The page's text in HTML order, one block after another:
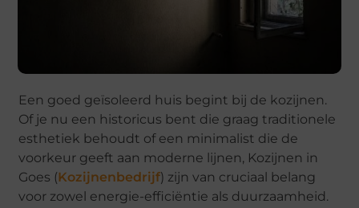
Een goed geïsoleerd huis begint bij de kozijnen.
Of je nu een historicus bent die graag traditionele
esthetiek behoudt of een minimalist die de
voorkeur geeft aan moderne lijnen, Kozijnen in
Goes (Kozijnenbedrijf) zijn van cruciaal belang
voor zowel energie-efficiëntie als duurzaamheid.